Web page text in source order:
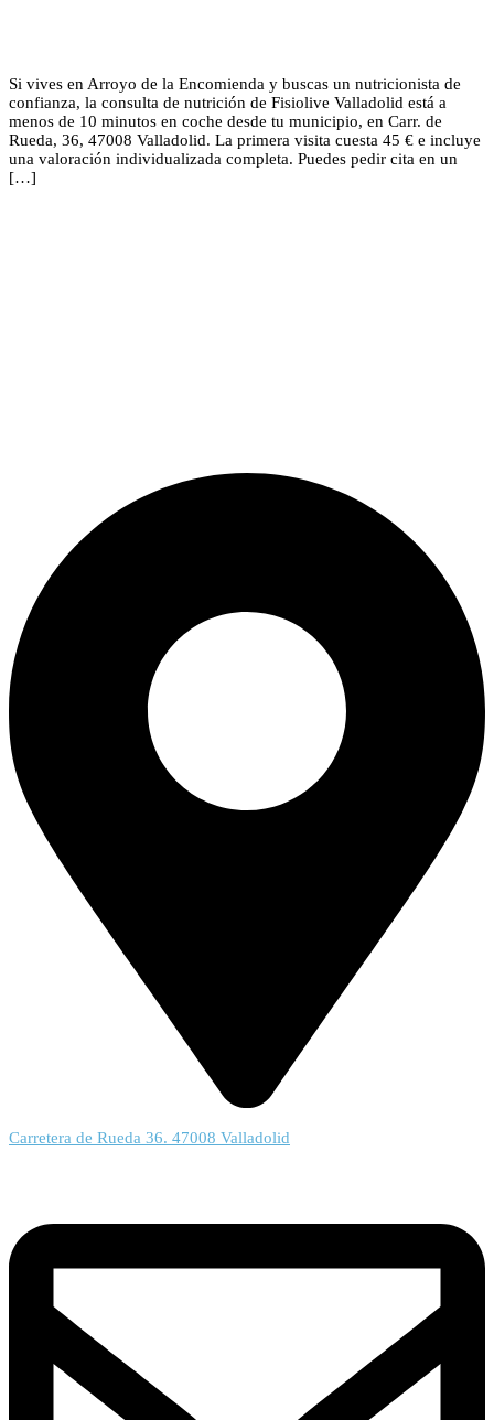
Si vives en Arroyo de la Encomienda y buscas un nutricionista de
confianza, la consulta de nutrición de Fisiolive Valladolid está a
menos de 10 minutos en coche desde tu municipio, en Carr. de
Rueda, 36, 47008 Valladolid. La primera visita cuesta 45 € e incluye
una valoración individualizada completa. Puedes pedir cita en un
[…]
Carretera de Rueda 36. 47008 Valladolid